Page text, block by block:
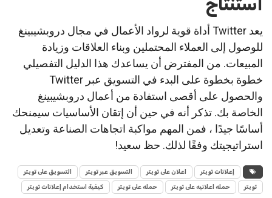
يعد Twitter أداة قوية لرواد الأعمال في مجال دروبشيبينغ
للوصول إلى العملاء المحتملين وبناء العلاقات وزيادة
المبيعات. من المفترض أن يساعدك هذا الدليل التفصيلي
خطوة بخطوة على البدء في التسويق عبر Twitter
والحصول على أقصى استفادة من أعمال دروبشيبينغ
الخاصة بك. تذكر أنه في حين أن إتقان الأساسيات سيمنحك
أساسًا جيدًا ، فمن المهم مواكبة اتجاهات الصناعة وتعديل
استراتيجيتك وفقًا لذلك. حظ سعيد!
إعلانات تويتر اعلان على تويتر التسويق عبر تويتر التسويق على تويتر
تويتر حمله اعلانيه على تويتر حمله على تويتر كيفية استخدام إعلانات تويتر